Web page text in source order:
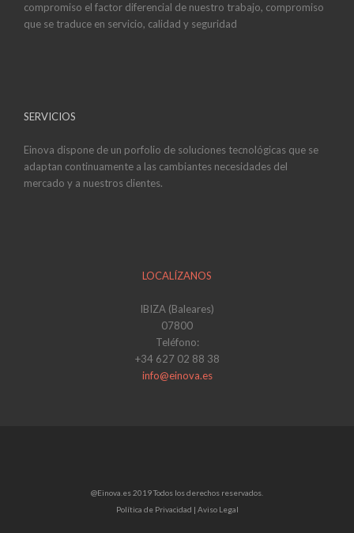
compromiso el factor diferencial de nuestro trabajo, compromiso
que se traduce en servicio, calidad y seguridad
SERVICIOS
Einova dispone de un porfolio de soluciones tecnológicas que se
adaptan continuamente a las cambiantes necesidades del
mercado y a nuestros clientes.
LOCALÍZANOS
IBIZA (Baleares)
07800
Teléfono:
+34 627 02 88 38
info@einova.es
@Einova.es 2019 Todos los derechos reservados.
Política de Privacidad | Aviso Legal